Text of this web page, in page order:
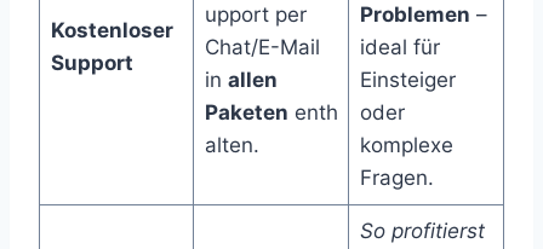
Kostenloser
Support
upport per
Chat/E-Mail
in allen
Paketen enth
alten.
Problemen –
ideal für
Einsteiger
oder
komplexe
Fragen.
So profitierst